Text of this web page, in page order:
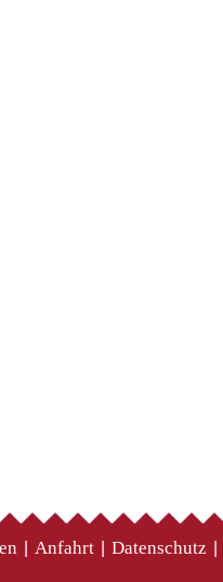
Anfahrt Datenschutz